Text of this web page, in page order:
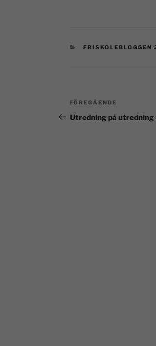
FÖREGÅENDE
Utredning på